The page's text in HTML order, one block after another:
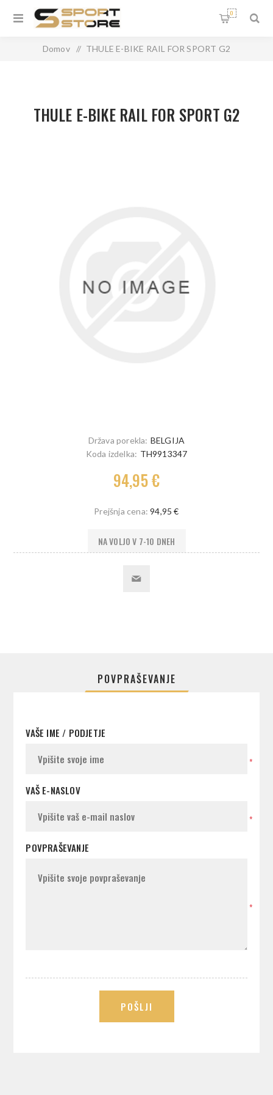
0
Domov / THULE E-BIKE RAIL FOR SPORT G2
Država porekla: BELGIJA
THULE E-BIKE RAIL FOR SPORT G2
Koda izdelka: TH9913347
94,95 €
Prejšnja cena:94,95 €
NA VOLJO V 7-10 DNEH
POVPRAŠEVANJE
VAŠE IME / PODJETJE
*
VAŠ E-NASLOV
*
POVPRAŠEVANJE
*
POŠLJI